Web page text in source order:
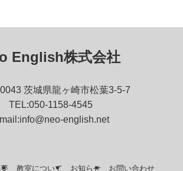
English株式会社
茨城県龍ヶ崎市松葉3-5-7
TEL:050-1158-4545
english.net
教室について お知らせ お問い合わせ